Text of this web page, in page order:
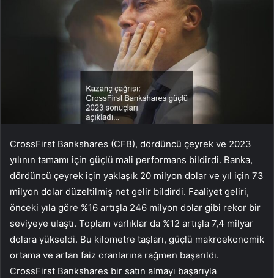
CrossFirst Bankshares (CFB), dördüncü çeyrek ve 2023
yılının tamamı için güçlü mali performans bildirdi. Banka,
dördüncü çeyrek için yaklaşık 20 milyon dolar ve yıl için 73
milyon dolar düzeltilmiş net gelir bildirdi. Faaliyet geliri,
önceki yıla göre %16 artışla 246 milyon dolar gibi rekor bir
seviyeye ulaştı. Toplam varlıklar da %12 artışla 7,4 milyar
dolara yükseldi. Bu kilometre taşları, güçlü makroekonomik
ortama ve artan faiz oranlarına rağmen başarıldı.
CrossFirst Bankshares bir satın almayı başarıyla